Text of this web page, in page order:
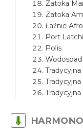
Zatoka
Zatoka
Łaźnie
Port Latchi
Polis